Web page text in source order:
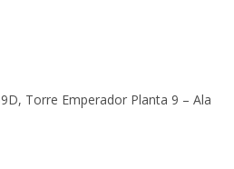
Torre Emperador Planta 9 – Ala